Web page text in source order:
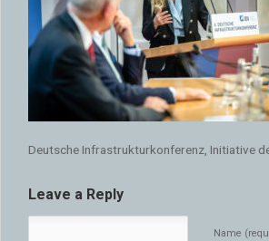
Deutsche Infrastrukturkonferenz, Initiative
Leave a Reply
Name